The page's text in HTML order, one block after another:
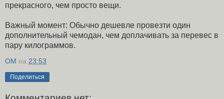
прекрасного, чем просто вещи.
Важный момент: Обычно дешевле провезти один
дополнительный чемодан, чем доплачивать за перевес в
пару килограммов.
OM на 23:53
Поделиться